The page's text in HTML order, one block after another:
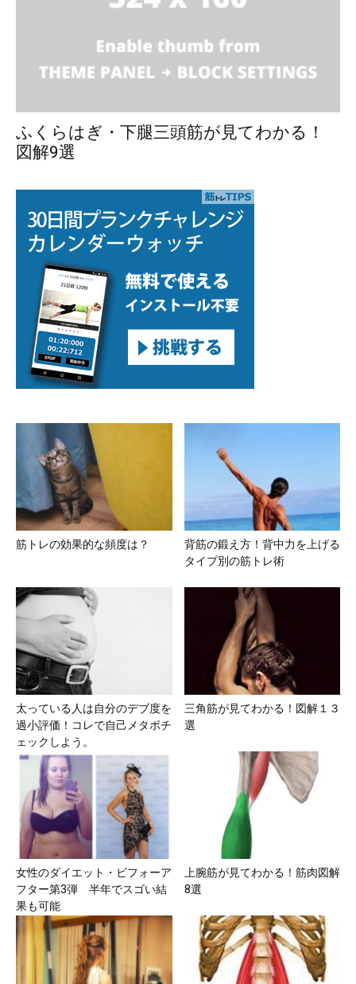
ふくらはぎ・下腿三頭筋が見てわかる！
図解9選
筋トレの効果的な頻度は？
背筋の鍛え方！背中力を上げる
タイプ別の筋トレ術
太っている人は自分のデブ度を
過小評価！コレで自己メタボチ
ェックしよう。
三角筋が見てわかる！図解１３
選
女性のダイエット・ビフォーア
フター第3弾 半年でスゴい結
果も可能
上腕筋が見てわかる！筋肉図解
8選